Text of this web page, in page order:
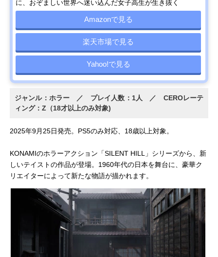
に、おぞましい世界へ迷い込んだ女子高生が生き抜く
Amazonで見る
楽天市場で見る
Yahoo!で見る
ジャンル：ホラー ／ プレイ人数：1人 ／ CEROレーテ
ィング：Z（18才以上のみ対象)
2025年9月25日発売。PS5のみ対応、18歳以上対象。
KONAMIのホラーアクション「SILENT HILL」シリーズから、新
しいテイストの作品が登場。1960年代の日本を舞台に、豪華ク
リエイターによって新たな物語が描かれます。